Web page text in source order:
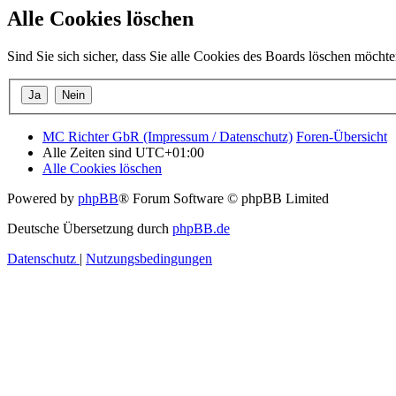
Alle Cookies löschen
Sind Sie sich sicher, dass Sie alle Cookies des Boards löschen
MC Richter GbR (Impressum / Datenschutz) Foren-Übersicht
Alle Zeiten sind UTC+01:00
Alle Cookies löschen
Powered by phpBB® Forum Software © phpBB Limited
Deutsche Übersetzung durch phpBB.de
Datenschutz | Nutzungsbedingungen